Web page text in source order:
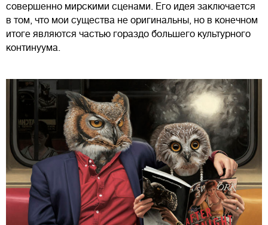
совершенно мирскими сценами. Его идея заключается
в том, что мои существа не оригинальны, но в конечном
итоге являются частью гораздо большего культурного
континуума.